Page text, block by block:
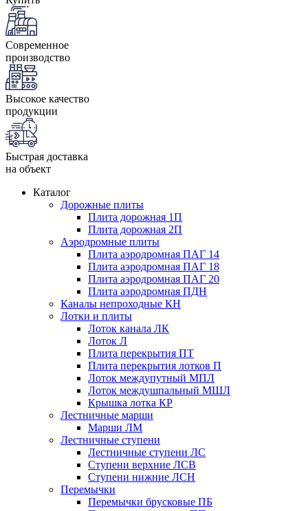
Современное
производство
Высокое качество
продукции
Быстрая доставка
на объект
Каталог
Дорожные плиты
Плита дорожная 1П
Плита дорожная 2П
Аэродромные плиты
Плита аэродромная ПАГ 14
Плита аэродромная ПАГ 18
Плита аэродромная ПАГ 20
Плита аэродромная ПДН
Каналы непроходные КН
Лотки и плиты
Лоток канала ЛК
Лоток Л
Плита перекрытия ПТ
Плита перекрытия лотков П
Лоток междупутный МПЛ
Лоток междушпальный МШЛ
Крышка лотка КР
Лестничные марши
Марши ЛМ
Лестничные ступени
Лестничные ступени ЛС
Ступени верхние ЛСВ
Ступени нижние ЛСН
Перемычки
Перемычки брусковые ПБ